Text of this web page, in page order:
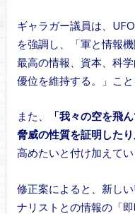
ギャラガー議員は、
を強調し、「軍と情報
最高の情報、資本、科
優位を維持する。」こ
また、
「我々の空を飛
脅威の性質を証明したり
高めたいと付け加えてい
修正案によると、新し
ナリストとの情報の「